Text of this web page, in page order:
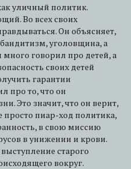
уличный политик.
Во всех своих
Он объясняет,
уголовщина, а
много говорил про детей, а
своих детей
гарантии
про то, что он
Это значит, что он верит,
просто пиар-ход политика,
в свою миссию
в унижении и крови.
старого
вокруг.